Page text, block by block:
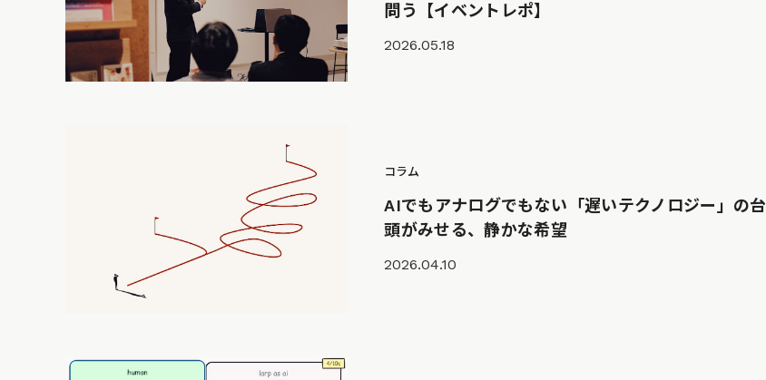
問う【イベントレポ】
2026.05.18
コラム
AIでもアナログでもない「遅いテクノロジー」の台
頭がみせる、静かな希望
2026.04.10